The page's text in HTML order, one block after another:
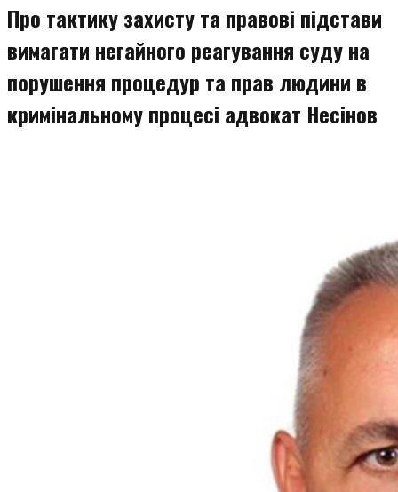
Про тактику захисту та правові підстави
вимагати негайного реагування суду на
порушення процедур та прав людини в
кримінальному процесі адвокат Несінов